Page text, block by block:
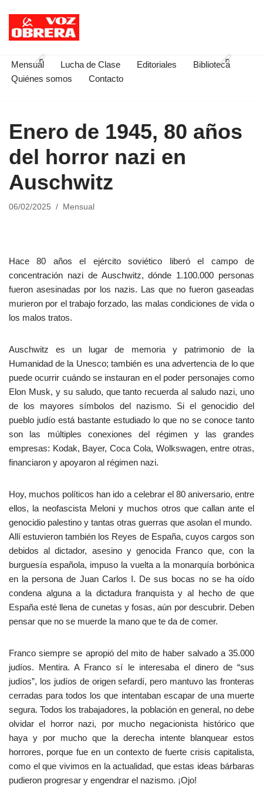
Saltar
contenido
Mensual Lucha de Clase Editoriales
Biblioteca
Quiénes somos
Contacto
Enero de 1945, 80 años
del horror nazi en
Auschwitz
06/02/2025 Mensual
Hace 80 años el ejército soviético liberó el campo de
concentración nazi de Auschwitz, dónde 1.100.000 personas
fueron asesinadas por los nazis. Las que no fueron gaseadas
murieron por el trabajo forzado, las malas condiciones de vida o
los malos tratos.
Auschwitz es un lugar de memoria y patrimonio de la
Humanidad de la Unesco; también es una advertencia de lo que
puede ocurrir cuándo se instauran en el poder personajes como
Elon Musk, y su saludo, que tanto recuerda al saludo nazi, uno
de los mayores símbolos del nazismo. Si el genocidio del
pueblo judío está bastante estudiado lo que no se conoce tanto
son las múltiples conexiones del régimen y las grandes
empresas: Kodak, Bayer, Coca Cola, Wolkswagen, entre otras,
financiaron y apoyaron al régimen nazi.
Hoy, muchos políticos han ido a celebrar el 80 aniversario, entre
ellos, la neofascista Meloni y muchos otros que callan ante el
genocidio palestino y tantas otras guerras que asolan el mundo.
Allí estuvieron también los Reyes de España, cuyos cargos son
debidos al dictador, asesino y genocida Franco que, con la
burguesía española, impuso la vuelta a la monarquía borbónica
en la persona de Juan Carlos I. De sus bocas no se ha oído
condena alguna a la dictadura franquista y al hecho de que
España esté llena de cunetas y fosas, aún por descubrir. Deben
pensar que no se muerde la mano que te da de comer.
Franco siempre se apropió del mito de haber salvado a 35.000
judíos. Mentira. A Franco sí le interesaba el dinero de “sus
judíos”, los judíos de origen sefardí, pero mantuvo las fronteras
cerradas para todos los que intentaban escapar de una muerte
segura. Todos los trabajadores, la población en general, no debe
olvidar el horror nazi, por mucho negacionista histórico que
haya y por mucho que la derecha intente blanquear estos
horrores, porque fue en un contexto de fuerte crisis capitalista,
como el que vivimos en la actualidad, que estas ideas bárbaras
pudieron progresar y engendrar el nazismo. ¡Ojo!